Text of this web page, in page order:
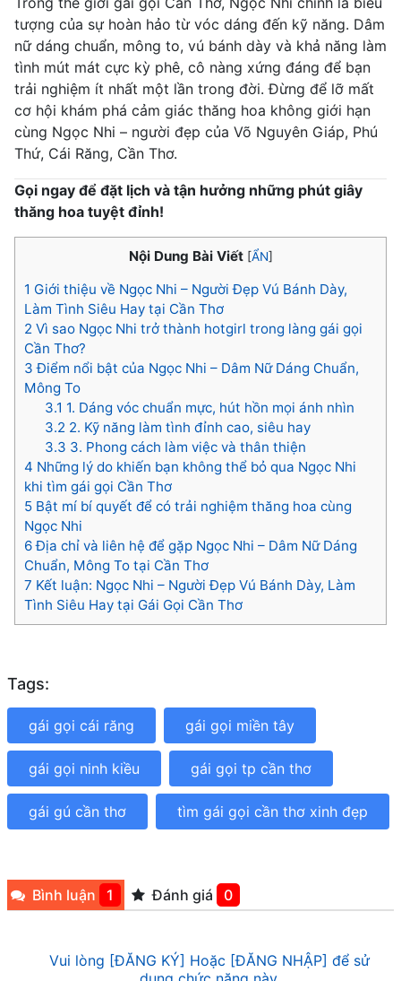
tượng của sự hoàn hảo từ vóc dáng đến kỹ năng. Dâm
nữ dáng chuẩn, mông to, vú bánh dày và khả năng làm
tình mút mát cực kỳ phê, cô nàng xứng đáng để bạn
trải nghiệm ít nhất một lần trong đời. Đừng để lỡ mất
cơ hội khám phá cảm giác thăng hoa không giới hạn
cùng Ngọc Nhi – người đẹp của Võ Nguyên Giáp, Phú
Thứ, Cái Răng, Cần Thơ.
Gọi ngay để đặt lịch và tận hưởng những phút giây
thăng hoa tuyệt đỉnh!
Nội Dung Bài Viết [ẨN]
1 Giới thiệu về Ngọc Nhi – Người Đẹp Vú Bánh Dày,
Làm Tình Siêu Hay tại Cần Thơ
2 Vì sao Ngọc Nhi trở thành hotgirl trong làng gái gọi
Cần Thơ?
3 Điểm nổi bật của Ngọc Nhi – Dâm Nữ Dáng Chuẩn,
Mông To
3.1 1. Dáng vóc chuẩn mực, hút hồn mọi ánh nhìn
3.2 2. Kỹ năng làm tình đỉnh cao, siêu hay
3.3 3. Phong cách làm việc và thân thiện
4 Những lý do khiến bạn không thể bỏ qua Ngọc Nhi
khi tìm gái gọi Cần Thơ
5 Bật mí bí quyết để có trải nghiệm thăng hoa cùng
Ngọc Nhi
6Địa chỉ và liên hệ để gặp Ngọc Nhi – Dâm Nữ Dáng
Chuẩn, Mông To tại Cần Thơ
7 Kết luận: Ngọc Nhi – Người Đẹp Vú Bánh Dày, Làm
Tình Siêu Hay tại Gái Gọi Cần Thơ
Tags:
gái gọi cái răng gái gọi miền tây
gái gọi ninh kiều gái gọi tp cần thơ
gái gú cần thơ tìm gái gọi cần thơ xinh đẹp
Bình luận 1 Đánh giá 0
Vui lòng [ĐĂNG KÝ] Hoặc [ĐĂNG NHẬP] để sử